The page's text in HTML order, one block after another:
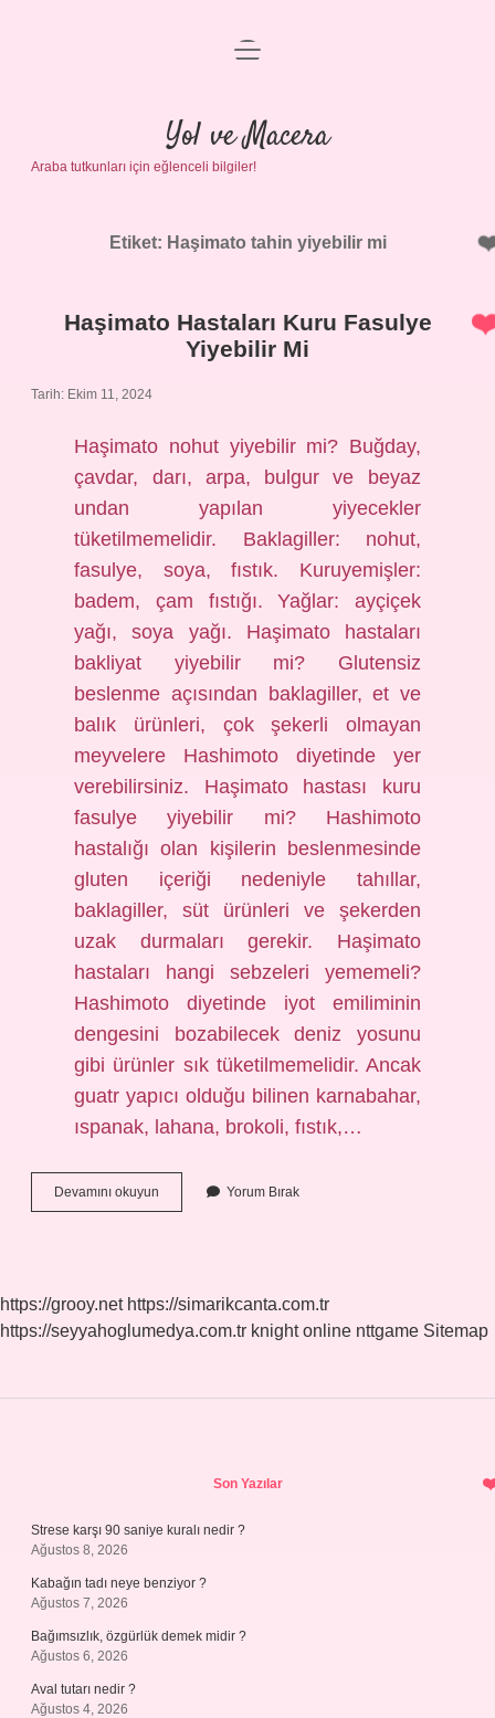
Anasayfa
Gizlilik Politikası
Yasal Uyarı
menüyü
Yol ve Macera
Araba tutkunları için eğlenceli bilgiler!
Etiket: Haşimato tahin yiyebilir mi
Haşimato Hastaları Kuru Fasulye
Yiyebilir Mi
Tarih: Ekim 11, 2024
Haşimato nohut yiyebilir mi? Buğday,
çavdar, darı, arpa, bulgur ve beyaz
undan yapılan yiyecekler
tüketilmemelidir. Baklagiller: nohut,
fasulye, soya, fıstık. Kuruyemişler:
badem, çam fıstığı. Yağlar: ayçiçek
yağı, soya yağı. Haşimato hastaları
bakliyat yiyebilir mi? Glutensiz
beslenme açısından baklagiller, et ve
balık ürünleri, çok şekerli olmayan
meyvelere Hashimoto diyetinde yer
verebilirsiniz. Haşimato hastası kuru
fasulye yiyebilir mi? Hashimoto
hastalığı olan kişilerin beslenmesinde
gluten içeriği nedeniyle tahıllar,
baklagiller, süt ürünleri ve şekerden
uzak durmaları gerekir. Haşimato
hastaları hangi sebzeleri yememeli?
Hashimoto diyetinde iyot emiliminin
dengesini bozabilecek deniz yosunu
gibi ürünler sık ​​tüketilmemelidir. Ancak
guatr yapıcı olduğu bilinen karnabahar,
ıspanak, lahana, brokoli, fıstık,…
Devamını okuyun Haşimato
Hastaları
Yorum Bırak
https://grooy.net https://simarikcanta.com.tr
https://seyyahoglumedya.com.tr knight online nttgame Sitemap
Son Yazılar
Strese karşı 90 saniye kuralı nedir ?
Ağustos 8, 2026
Kabağın tadı neye benziyor ?
Ağustos 7, 2026
Bağımsızlık, özgürlük demek midir ?
Ağustos 6, 2026
Aval tutarı nedir ?
Ağustos 4, 2026